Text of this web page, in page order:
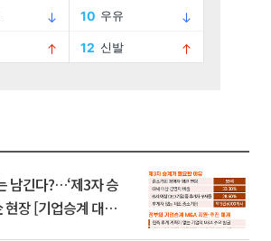
남긴다?…‘제3자 승
현장 [기업승계 대전